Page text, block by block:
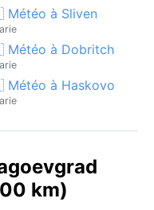
à Sliven
à Dobritch
à Haskovo
km)